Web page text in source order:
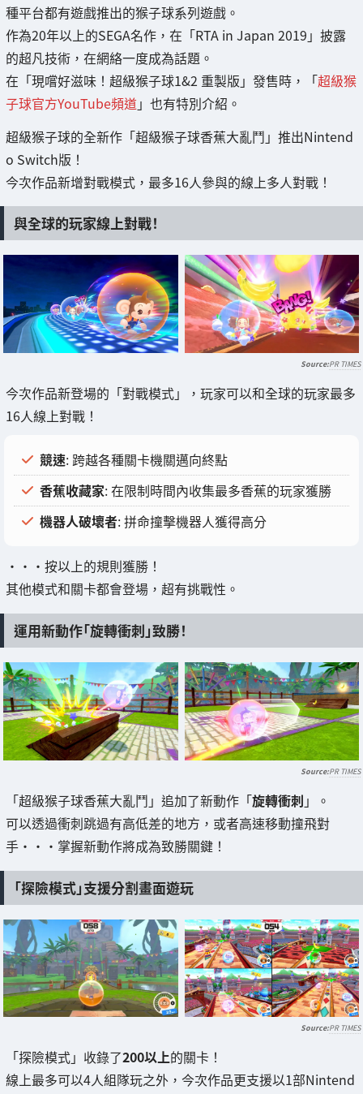
種平台都有遊戲推出的猴子球系列遊戲。
作為20年以上的SEGA名作，在「RTA in Japan 2019」披露
的超凡技術，在網絡一度成為話題。
在「現嚐好滋味！超級猴子球1&2 重製版」發售時，「超級猴
子球官方YouTube頻道 」也有特別介紹。
超級猴子球的全新作「超級猴子球香蕉大亂鬥」推出Nintend
o Switch版！
今次作品新增對戰模式，最多16人參與的線上多人對戰！
與全球的玩家線上對戰！
PR TIMES
今次作品新登場的「對戰模式」，玩家可以和全球的玩家最多
16人線上對戰！
競速: 跨越各種關卡機關邁向終點
香蕉收藏家: 在限制時間內收集最多香蕉的玩家獲勝
機器人破壞者: 拼命撞擊機器人獲得高分
・・・按以上的規則獲勝！
其他模式和關卡都會登場，超有挑戰性。
運用新動作「旋轉衝刺」致勝！
PR TIMES
「超級猴子球香蕉大亂鬥」追加了新動作「旋轉衝刺 」。
可以透過衝刺跳過有高低差的地方，或者高速移動撞飛對
手・・・掌握新動作將成為致勝關鍵！
「探險模式」支援分割畫面遊玩
PR TIMES
「探險模式」收錄了200以上的關卡！
線上最多可以4人組隊玩之外，今次作品更支援以1部Nintend